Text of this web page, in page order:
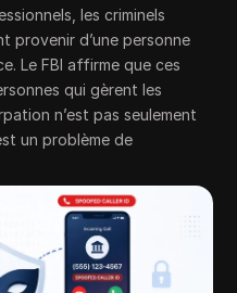
les criminels
provenir d’une personne
Le FBI affirme que ces
qui gèrent les
n’est pas seulement
un problème de